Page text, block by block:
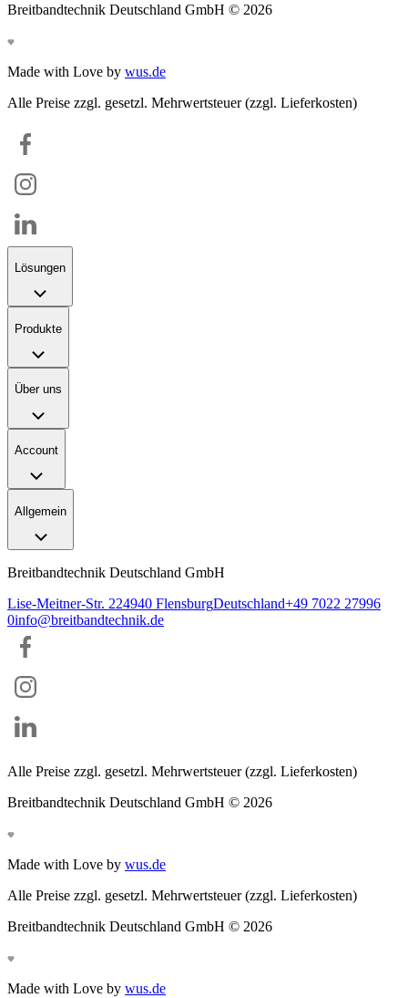
Breitbandtechnik Deutschland GmbH © 2026
Made with Love by wus.de
Alle Preise zzgl. gesetzl. Mehrwertsteuer (zzgl. Lieferkosten)
Lösungen
Produkte
Über uns
Account
Allgemein
Breitbandtechnik Deutschland GmbH
Lise-Meitner-Str. 224940 FlensburgDeutschland+49 7022 27996
0info@breitbandtechnik.de
Alle Preise zzgl. gesetzl. Mehrwertsteuer (zzgl. Lieferkosten)
Breitbandtechnik Deutschland GmbH © 2026
Made with Love by wus.de
Alle Preise zzgl. gesetzl. Mehrwertsteuer (zzgl. Lieferkosten)
Breitbandtechnik Deutschland GmbH © 2026
Made with Love by wus.de